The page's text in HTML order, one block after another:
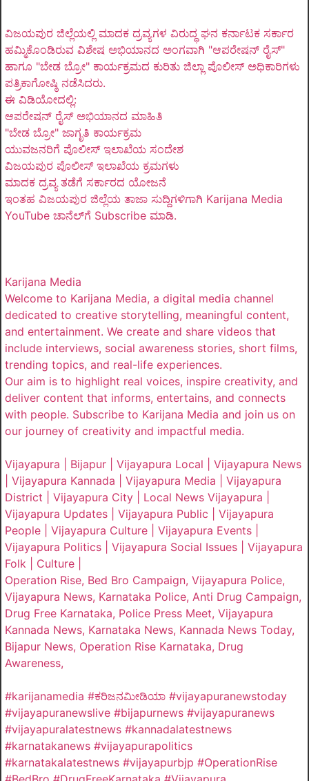
ವಿಜಯಪುರ ಜಿಲ್ಲೆಯಲ್ಲಿ ಮಾದಕ ದ್ರವ್ಯಗಳ ವಿರುದ್ಧ ಘನ ಕರ್ನಾಟಕ ಸರ್ಕಾರ
ಹಮ್ಮಿಕೊಂಡಿರುವ ವಿಶೇಷ ಅಭಿಯಾನದ ಅಂಗವಾಗಿ "ಆಪರೇಷನ್ ರೈಸ್"
ಹಾಗೂ "ಬೇಡ ಬ್ರೋ" ಕಾರ್ಯಕ್ರಮದ ಕುರಿತು ಜಿಲ್ಲಾ ಪೊಲೀಸ್ ಅಧಿಕಾರಿಗಳು
ಪತ್ರಿಕಾಗೋಷ್ಠಿ ನಡೆಸಿದರು.
ಈ ವಿಡಿಯೋದಲ್ಲಿ:
ಆಪರೇಷನ್ ರೈಸ್ ಅಭಿಯಾನದ ಮಾಹಿತಿ
"ಬೇಡ ಬ್ರೋ" ಜಾಗೃತಿ ಕಾರ್ಯಕ್ರಮ
ಯುವಜನರಿಗೆ ಪೊಲೀಸ್ ಇಲಾಖೆಯ ಸಂದೇಶ
ವಿಜಯಪುರ ಪೊಲೀಸ್ ಇಲಾಖೆಯ ಕ್ರಮಗಳು
ಮಾದಕ ದ್ರವ್ಯ ತಡೆಗೆ ಸರ್ಕಾರದ ಯೋಜನೆ
ಇಂತಹ ವಿಜಯಪುರ ಜಿಲ್ಲೆಯ ತಾಜಾ ಸುದ್ದಿಗಳಿಗಾಗಿ Karijana Media
YouTube ಚಾನೆಲ್‌ಗೆ Subscribe ಮಾಡಿ.
Karijana Media
Welcome to Karijana Media, a digital media channel
dedicated to creative storytelling, meaningful content,
and entertainment. We create and share videos that
include interviews, social awareness stories, short films,
trending topics, and real-life experiences.
Our aim is to highlight real voices, inspire creativity, and
deliver content that informs, entertains, and connects
with people. Subscribe to Karijana Media and join us on
our journey of creativity and impactful media.
Vijayapura | Bijapur | Vijayapura Local | Vijayapura News
| Vijayapura Kannada | Vijayapura Media | Vijayapura
District | Vijayapura City | Local News Vijayapura |
Vijayapura Updates | Vijayapura Public | Vijayapura
People | Vijayapura Culture | Vijayapura Events |
Vijayapura Politics | Vijayapura Social Issues | Vijayapura
Folk | Culture |
Operation Rise, Bed Bro Campaign, Vijayapura Police,
Vijayapura News, Karnataka Police, Anti Drug Campaign,
Drug Free Karnataka, Police Press Meet, Vijayapura
Kannada News, Karnataka News, Kannada News Today,
Bijapur News, Operation Rise Karnataka, Drug
Awareness,
#karijanamedia #ಕರಿಜನಮೀಡಿಯಾ #vijayapuranewstoday
#vijayapuranewslive #bijapurnews #vijayapuranews
#vijayapuralatestnews #kannadalatestnews
#karnatakanews #vijayapurapolitics
#karnatakalatestnews #vijayapurbjp #OperationRise